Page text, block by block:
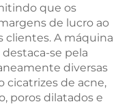
que os
de lucro ao
clientes. A máquina
se pela
diversas
cicatrizes de acne,
poros dilatados e